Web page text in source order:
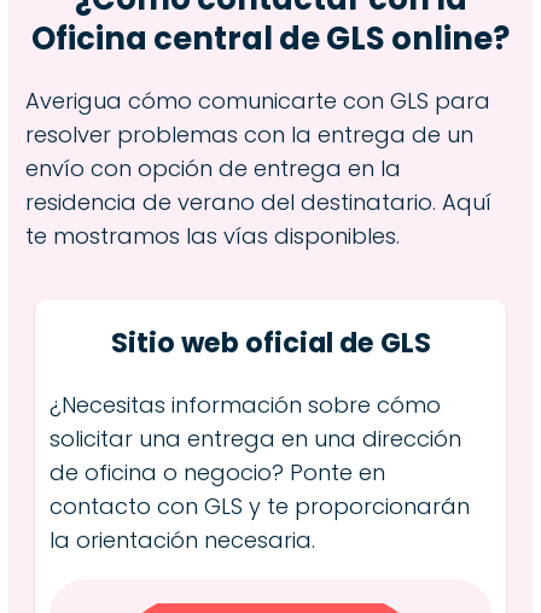
Oficina central de GLS online?
Averigua cómo comunicarte con GLS para
resolver problemas con la entrega de un
envío con opción de entrega en la
residencia de verano del destinatario. Aquí
te mostramos las vías disponibles.
Sitio web oficial de GLS
¿Necesitas información sobre cómo
solicitar una entrega en una dirección
de oficina o negocio? Ponte en
contacto con GLS y te proporcionarán
la orientación necesaria.